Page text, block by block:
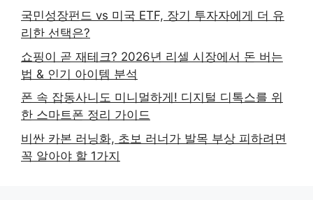
국민성장펀드 vs 미국 ETF, 장기 투자자에게 더 유
리한 선택은?
쇼핑이 곧 재테크? 2026년 리셀 시장에서 돈 버는
법 & 인기 아이템 분석
폰 속 잡동사니도 미니멀하게! 디지털 디톡스를 위
한 스마트폰 정리 가이드
비싼 카본 러닝화, 초보 러너가 발목 부상 피하려면
꼭 알아야 할 1가지